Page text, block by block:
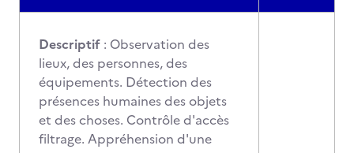
Descriptif : Observation des
lieux, des personnes, des
équipements. Détection des
présences humaines des objets
et des choses. Contrôle d'accès
filtrage. Appréhension d'une